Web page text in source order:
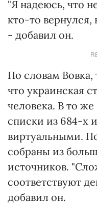
"Я надеюсь, что
кто-то
- добавил он.
По словам
что украинская
человека. В то
списки из 684-х
виртуальными.
собраны из
источников.
соответствуют
добавил он.